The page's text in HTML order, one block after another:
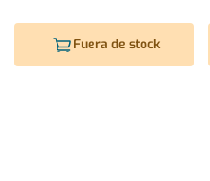
Fuera de stock